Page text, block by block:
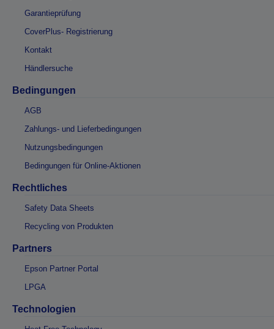
Garantieprüfung
CoverPlus- Registrierung
Kontakt
Händlersuche
Bedingungen
AGB
Zahlungs- und Lieferbedingungen
Nutzungsbedingungen
Bedingungen für Online-Aktionen
Rechtliches
Safety Data Sheets
Recycling von Produkten
Partners
Epson Partner Portal
LPGA
Technologien